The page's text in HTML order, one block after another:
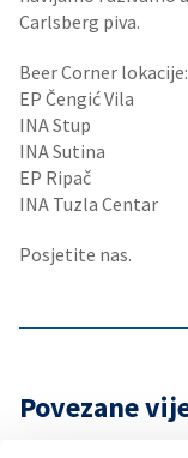
Carlsberg piva.
Beer Corner lokacije:
EP Čengić Vila
INA Stup
INA Sutina
EP Ripač
INA Tuzla Centar
Posjetite nas.
Povezane